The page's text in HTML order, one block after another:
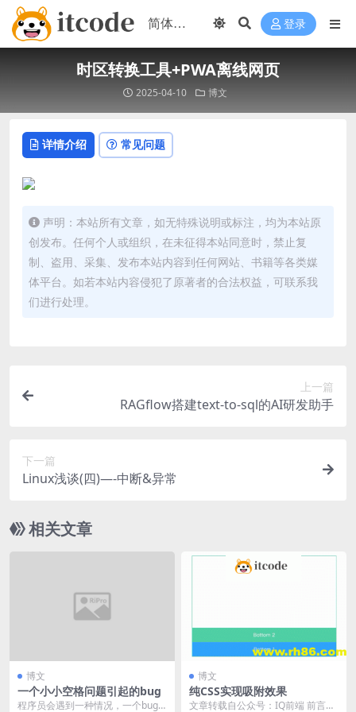
登录
时区转换工具+PWA离线网页
2025-04-10 博文
详情介绍 常见问题
声明：本站所有文章，如无特殊说明或标注，均为本站原
创发布。任何个人或组织，在未征得本站同意时，禁止复
制、盗用、采集、发布本站内容到任何网站、书籍等各类媒
体平台。如若本站内容侵犯了原著者的合法权益，可联系我
们进行处理。
上一篇
RAGflow搭建text-to-sql的AI研发助手
下一篇
Linux浅谈(四)—-中断&异常
相关文章
博文
一个小小空格问题引起的bug
程序员会遇到一种情况，一个bug
博文
纯CSS实现吸附效果
文章转载自公众号：IQ前端 前言